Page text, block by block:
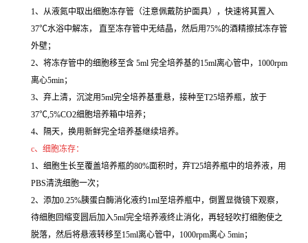
1、从液氮中取出细胞冻存管（注意佩戴防护面具），快速将其置入
37℃水浴中解冻， 直至冻存管中无结晶，然后用75%的酒精擦拭冻存管
外壁；
2、将冻存管中的细胞移至含 5ml 完全培养基的15ml离心管中，1000rpm
离心5min；
3、弃上清，沉淀用5ml完全培养基重悬，接种至T25培养瓶，放于
37℃,5%CO2细胞培养箱中培养；
4、隔天，换用新鲜完全培养基继续培养。
c、细胞冻存：
1、细胞生长至覆盖培养瓶的80%面积时，弃T25培养瓶中的培养液，用
PBS清洗细胞一次；
2、添加0.25%胰蛋白酶消化液约1ml至培养瓶中，倒置显微镜下观察，
待细胞回缩变圆后加入5ml完全培养液终止消化，再轻轻吹打细胞使之
脱落，然后将悬液转移至15ml离心管中，1000rpm离心 5min；